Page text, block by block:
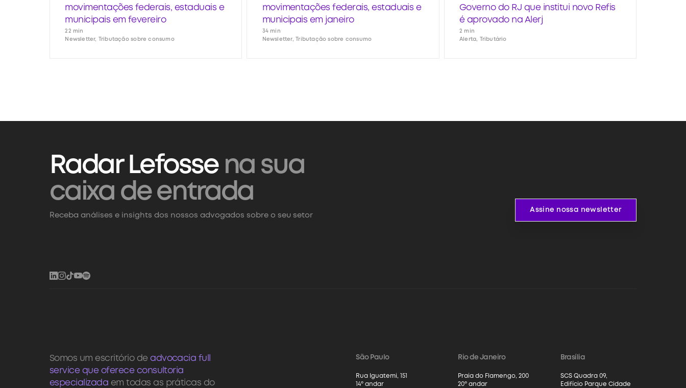
movimentações federais, estaduais e
municipais em fevereiro
22 min
Newsletter, Tributação sobre consumo
movimentações federais, estaduais e
municipais em janeiro
34 min
Newsletter, Tributação sobre consumo
Governo do RJ que institui novo Refis
é aprovado na Alerj
2 min
Alerta, Tributário
Radar Lefossena sua
caixa de entrada
Receba análises e insights dos nossos advogados sobre o seu setor
Assine nossa newsletter
Somos um escritório deadvocacia full
service que oferece consultoria
especializada em todas as práticas do
São Paulo
Rua Iguatemi, 151
14º andar
Rio de Janeiro
Praia do Flamengo, 200
20º andar
Brasília
SCS Quadra 09,
Edifício Parque Cidade